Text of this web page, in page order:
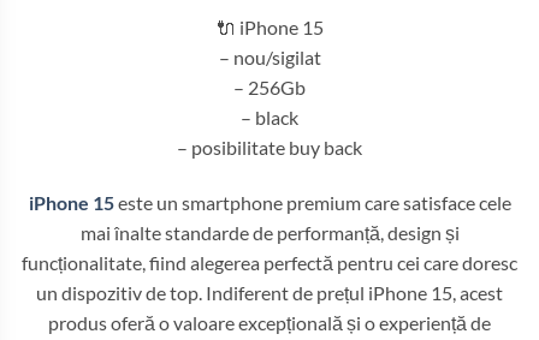
🔌 iPhone 15
– nou/sigilat
– 256Gb
– black
– posibilitate buy back
iPhone 15este un smartphone premium care satisface cele
mai înalte standarde de performanță, design și
funcționalitate, fiind alegerea perfectă pentru cei care doresc
un dispozitiv de top. Indiferent de prețul iPhone 15, acest
produs oferă o valoare excepțională și o experiență de